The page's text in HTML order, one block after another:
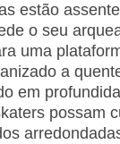
estão
o seu
uma
a
em
possam